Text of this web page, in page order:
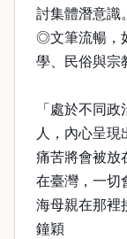
討集體潛意識。
◎文筆流暢，
學、民俗與宗
「處於不同
人，內心呈現
痛苦將會被放
在臺灣，一切
海母親在那
鐘穎